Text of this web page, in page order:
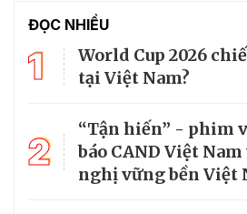
ĐỌC NHIỀU
1
World Cup 2026
tại Việt Nam?
2
“Tận hiến” - phim
báo CAND Việt
nghị vững bền Việt